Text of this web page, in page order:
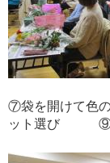
⑦袋を開けて
ット選び ⑨材